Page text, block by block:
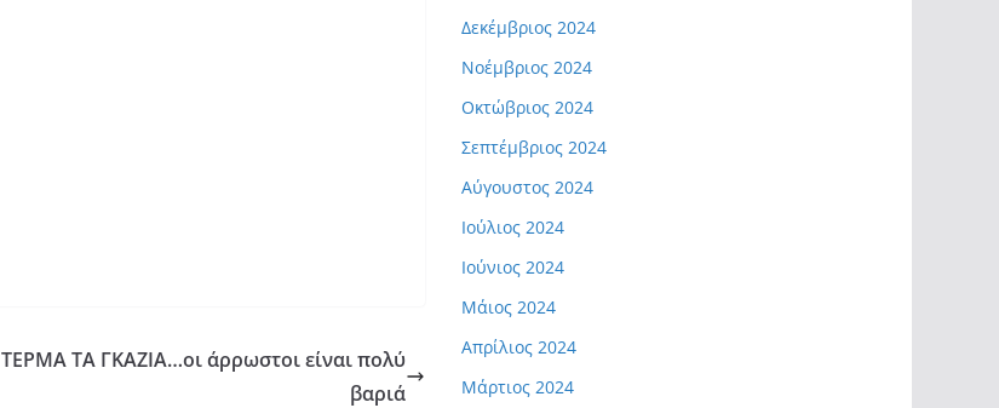
ΤΕΡΜΑ ΤΑ ΓΚΑΖΙΑ…οι άρρωστοι είναι πολύ
βαριά
Δεκέμβριος 2024
Νοέμβριος 2024
Οκτώβριος 2024
Σεπτέμβριος 2024
Αύγουστος 2024
Ιούλιος 2024
Ιούνιος 2024
Μάιος 2024
Απρίλιος 2024
Μάρτιος 2024